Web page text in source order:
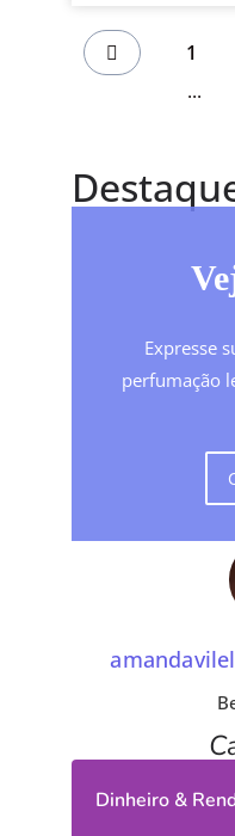
1
...
Expresse
perfumação
Dinheiro &